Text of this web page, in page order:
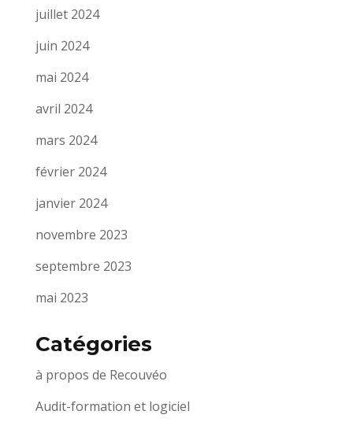
juillet 2024
juin 2024
mai 2024
avril 2024
mars 2024
février 2024
janvier 2024
novembre 2023
septembre 2023
mai 2023
Catégories
à propos de Recouvéo
Audit-formation et logiciel